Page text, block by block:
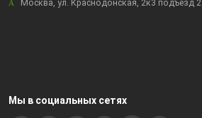
Москва, ул. Краснодонская, 2к3 подъезд 2
Мы в социальных сетях